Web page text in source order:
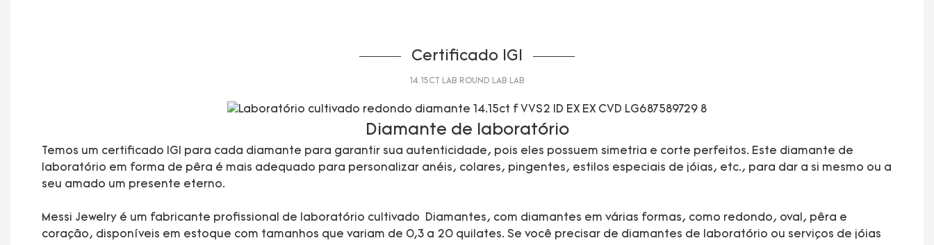
Certificado IGI
14.15CT LAB ROUND LAB LAB
Diamante de laboratório
Temos um certificado IGI para cada diamante para garantir sua autenticidade, pois eles possuem simetria e corte perfeitos. Este diamante de
laboratório em forma de pêra é mais adequado para personalizar anéis, colares, pingentes, estilos especiais de jóias, etc., para dar a si mesmo ou a
seu amado um presente eterno.
Messi Jewelry é um fabricante profissional de laboratório cultivado Diamantes, com diamantes em várias formas, como redondo, oval, pêra e
coração, disponíveis em estoque com tamanhos que variam de 0,3 a 20 quilates. Se você precisar de diamantes de laboratório ou serviços de jóias